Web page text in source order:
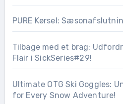
PURE Kørsel:
Tilbage med et brag:
Flair i SickSeries#29!
Ultimate OTG Ski Goggles:
for Every Snow Adventure!